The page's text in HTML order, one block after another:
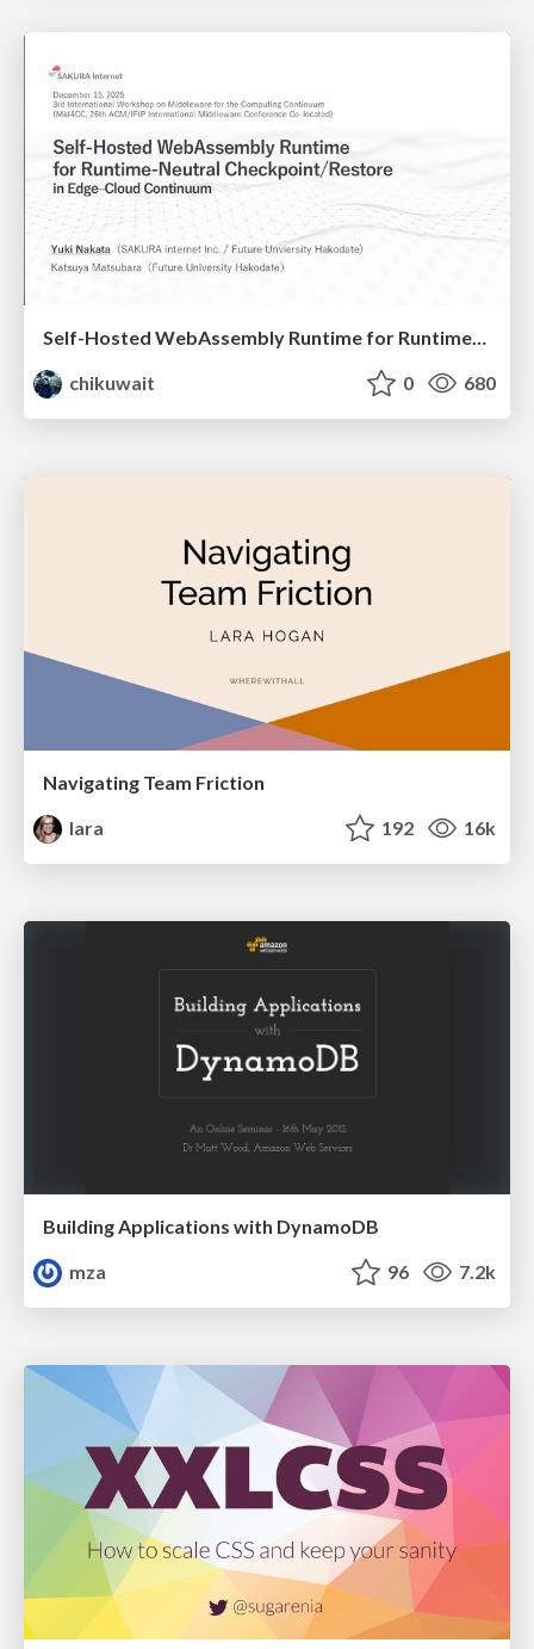
Self-Hosted WebAssembly Runtime for Runtime-Neutral Checkpoint/Restore in Edge–Cloud Continuum
chikuwait
0 680
Navigating Team Friction
lara
192 16k
Building Applications with DynamoDB
mza
96 7.2k